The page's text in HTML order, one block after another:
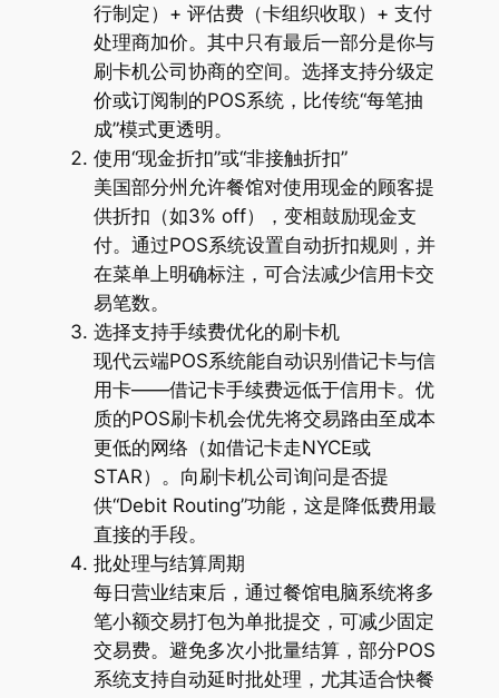
行制定）+ 评估费（卡组织收取）+ 支付
处理商加价。其中只有最后一部分是你与
刷卡机公司协商的空间。选择支持分级定
价或订阅制的POS系统，比传统“每笔抽
成”模式更透明。
使用“现金折扣”或“非接触折扣”
美国部分州允许餐馆对使用现金的顾客提
供折扣（如3% off），变相鼓励现金支
付。通过POS系统设置自动折扣规则，并
在菜单上明确标注，可合法减少信用卡交
易笔数。
选择支持手续费优化的刷卡机
现代云端POS系统能自动识别借记卡与信
用卡——借记卡手续费远低于信用卡。优
质的POS刷卡机会优先将交易路由至成本
更低的网络（如借记卡走NYCE或
STAR）。向刷卡机公司询问是否提
供“Debit Routing”功能，这是降低费用最
直接的手段。
批处理与结算周期
每日营业结束后，通过餐馆电脑系统将多
笔小额交易打包为单批提交，可减少固定
交易费。避免多次小批量结算，部分POS
系统支持自动延时批处理，尤其适合快餐